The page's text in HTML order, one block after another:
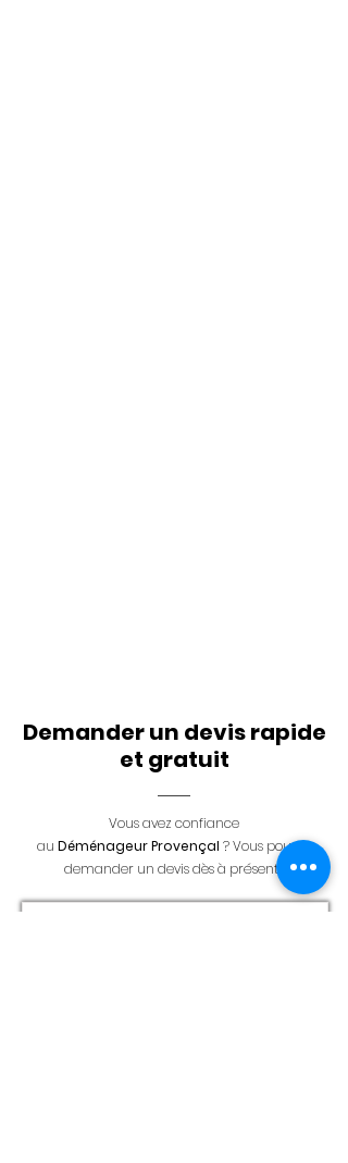
Demander un devis rapide
et gratuit
Vous avez confiance
au Déménageur Provençal ? Vous pouvez
demander un devis dès à présent :